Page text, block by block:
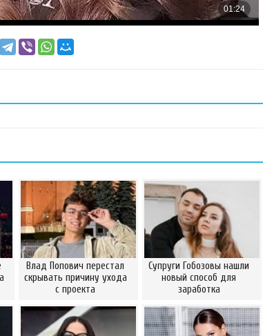
Влад Попович перестал
скрывать причину ухода
с проекта
Супруги Гобозовы нашли
новый способ для
заработка